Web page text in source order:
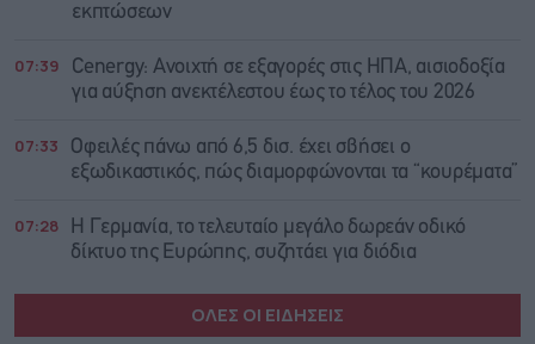
εκπτώσεων
07:39
Cenergy: Ανοιχτή σε εξαγορές στις ΗΠΑ, αισιοδοξία
για αύξηση ανεκτέλεστου έως το τέλος του 2026
07:33
Οφειλές πάνω από 6,5 δισ. έχει σβήσει ο
εξωδικαστικός, πώς διαμορφώνονται τα “κουρέματα”
07:28
Η Γερμανία, το τελευταίο μεγάλο δωρεάν οδικό
δίκτυο της Ευρώπης, συζητάει για διόδια
ΟΛΕΣ ΟΙ ΕΙΔΗΣΕΙΣ